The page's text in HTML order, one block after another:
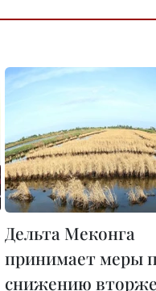
Дельта Меконга
принимает меры
снижению